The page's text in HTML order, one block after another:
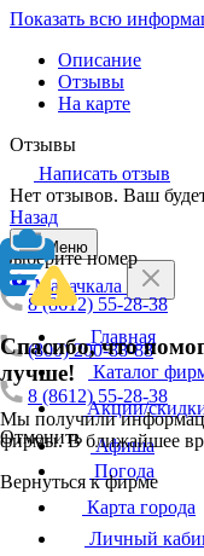
Показать всю
Описание
Отзывы
На карте
Отзывы
Написать отзыв
Нет отзывов. Ваш
Назад
Выберите номер
8 (8612) 55-28-38
(800) 200-88-88
8 (8612) 55-28-38
Отменить
Спасибо, что
лучше!
Мы получили
фирмы. В ближайшее
Вернуться к фирме
Меню
Махачкала
Главная
Каталог
Акции/
Афиша
Погода
Карта города
Личный